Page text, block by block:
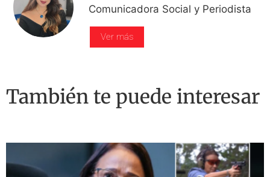
Comunicadora Social y Periodista
Ver más
También te puede interesar